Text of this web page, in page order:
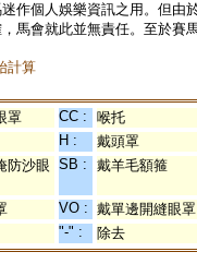
作個人娛樂資訊之用。但
馬會就此並無責任。至於賽
計算
罩 CC :
喉托
H :
戴頭罩
防沙眼 SB : 戴羊毛額箍
VO : 戴單邊開縫眼罩
"-" : 除去